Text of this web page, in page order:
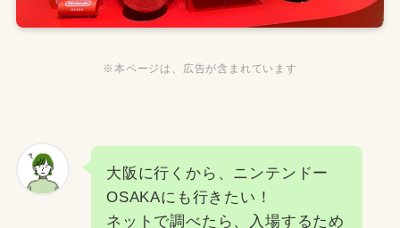
※本ページは、広告が含まれています
大阪に行くから、ニンテンドー
OSAKAにも行きたい！
ネットで調べたら、入場するため